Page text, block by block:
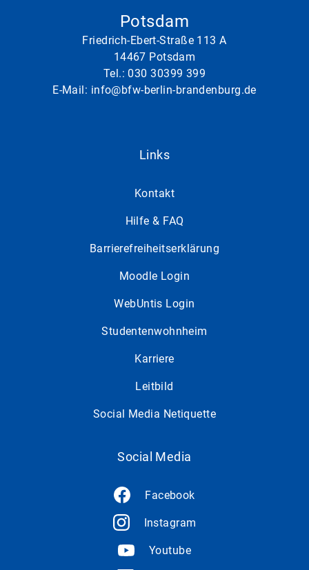
Potsdam
Friedrich-Ebert-Straße 113 A
14467 Potsdam
Tel.:030 30399 399
E-Mail: info@bfw-berlin-brandenburg.de
Links
Kontakt
Hilfe & FAQ
Barrierefreiheitserklärung
Moodle Login
WebUntis Login
Studentenwohnheim
Karriere
Leitbild
Social Media Netiquette
Social Media
Facebook
Instagram
Youtube